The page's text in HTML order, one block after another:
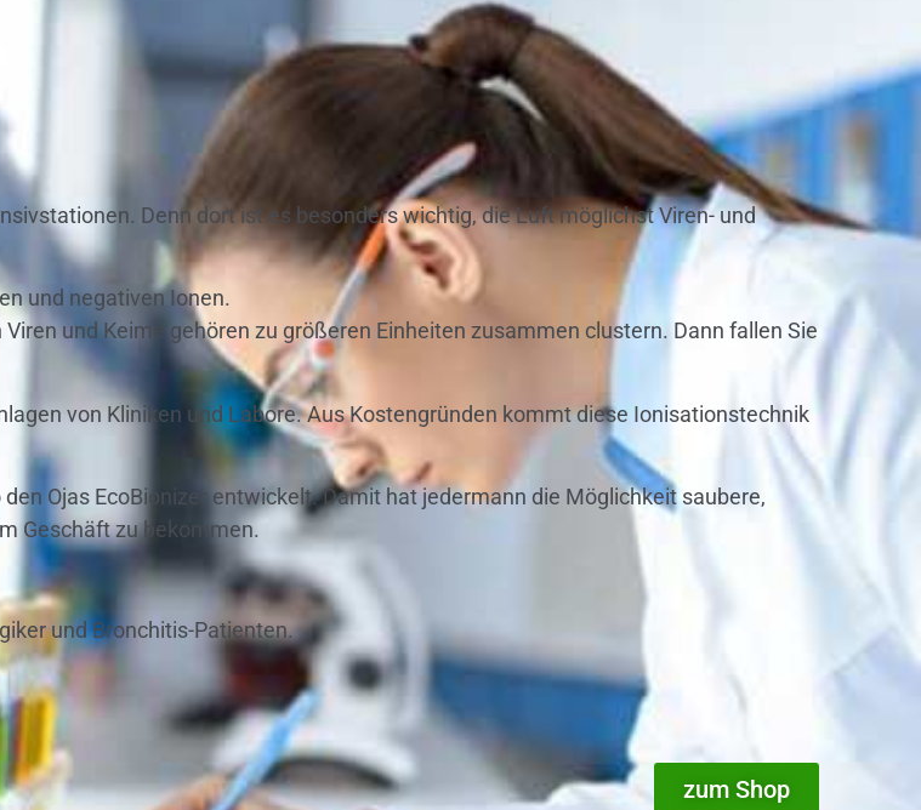
Denn dort ist es besonders wichtig, die Luft möglichst Viren- und
und negativen Ionen.
und Keime gehören zu größeren Einheiten zusammen clustern. Dann fallen Sie
von Kliniken und Labore. Aus Kostengründen kommt diese Ionisationstechnik
Ojas EcoBionizer entwickelt. Damit hat jedermann die Möglichkeit saubere,
Geschäft zu bekommen.
und Bronchitis-Patienten.
zum Shop